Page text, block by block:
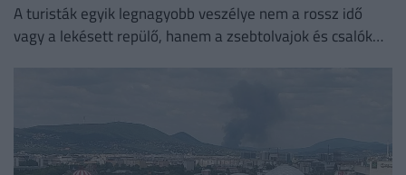
A turisták egyik legnagyobb veszélye nem a rossz idő
vagy a lekésett repülő, hanem a zsebtolvajok és csalók